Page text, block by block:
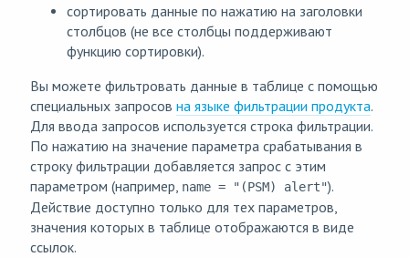
сортировать данные по нажатию на заголовки
столбцов (не все столбцы поддерживают
функцию сортировки).
Вы можете фильтровать данные в таблице с помощью
специальных запросов на языке фильтрации продукта.
Для ввода запросов используется строка фильтрации.
По нажатию на значение параметра срабатывания в
строку фильтрации добавляется запрос с этим
параметром (например, name = "(PSM) alert").
Действие доступно только для тех параметров,
значения которых в таблице отображаются в виде
ссылок.